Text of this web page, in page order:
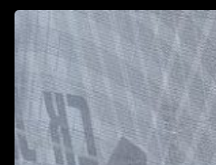
Volvo
High
Tech
Regatta
2018.